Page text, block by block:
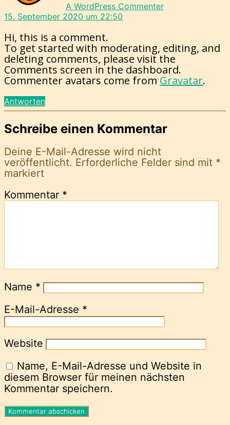
A WordPress Commenter
15. September 2020 um 22:50
Hi, this is a comment.
To get started with moderating, editing, and
deleting comments, please visit the
Comments screen in the dashboard.
Commenter avatars come from Gravatar.
Antworten
Schreibe einen Kommentar
Deine E-Mail-Adresse wird nicht
veröffentlicht. Erforderliche Felder sind mit *
markiert
Kommentar *
Name *
E-Mail-Adresse *
Website
Name, E-Mail-Adresse und Website in
diesem Browser für meinen nächsten
Kommentar speichern.